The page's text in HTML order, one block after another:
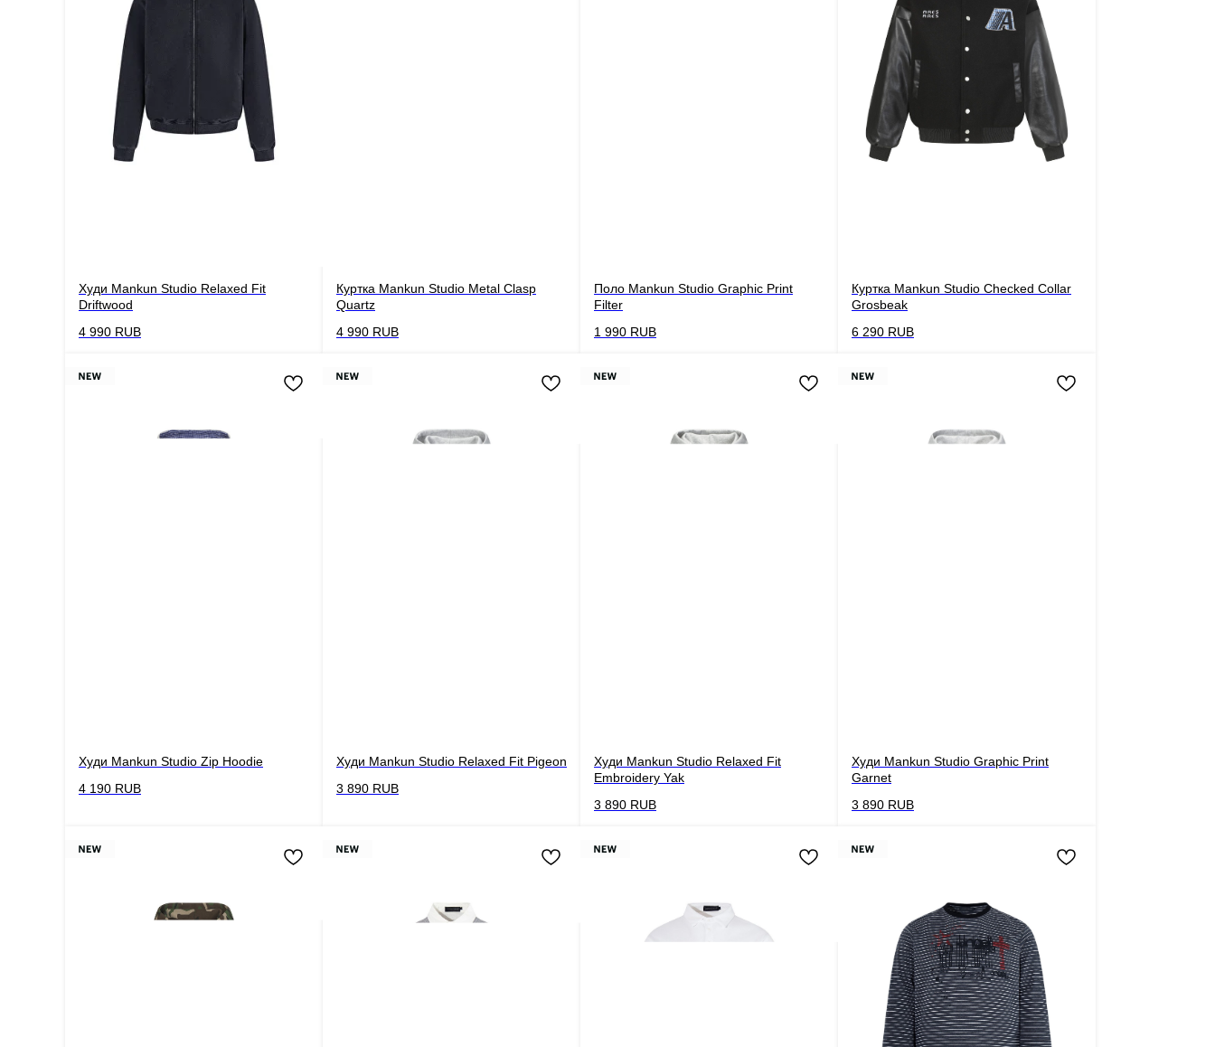
Худи Mankun Studio Relaxed Fit
Driftwood
4 990 RUB
Куртка Mankun Studio Metal Clasp
Quartz
4 990 RUB
Поло Mankun Studio Graphic Print
Filter
1 990 RUB
Куртка Mankun Studio Checked Collar
Grosbeak
6 290 RUB
Худи Mankun Studio Zip Hoodie
4 190 RUB
Худи Mankun Studio Relaxed Fit Pigeon
3 890 RUB
Худи Mankun Studio Relaxed Fit
Embroidery Yak
3 890 RUB
Худи Mankun Studio Graphic Print
Garnet
3 890 RUB